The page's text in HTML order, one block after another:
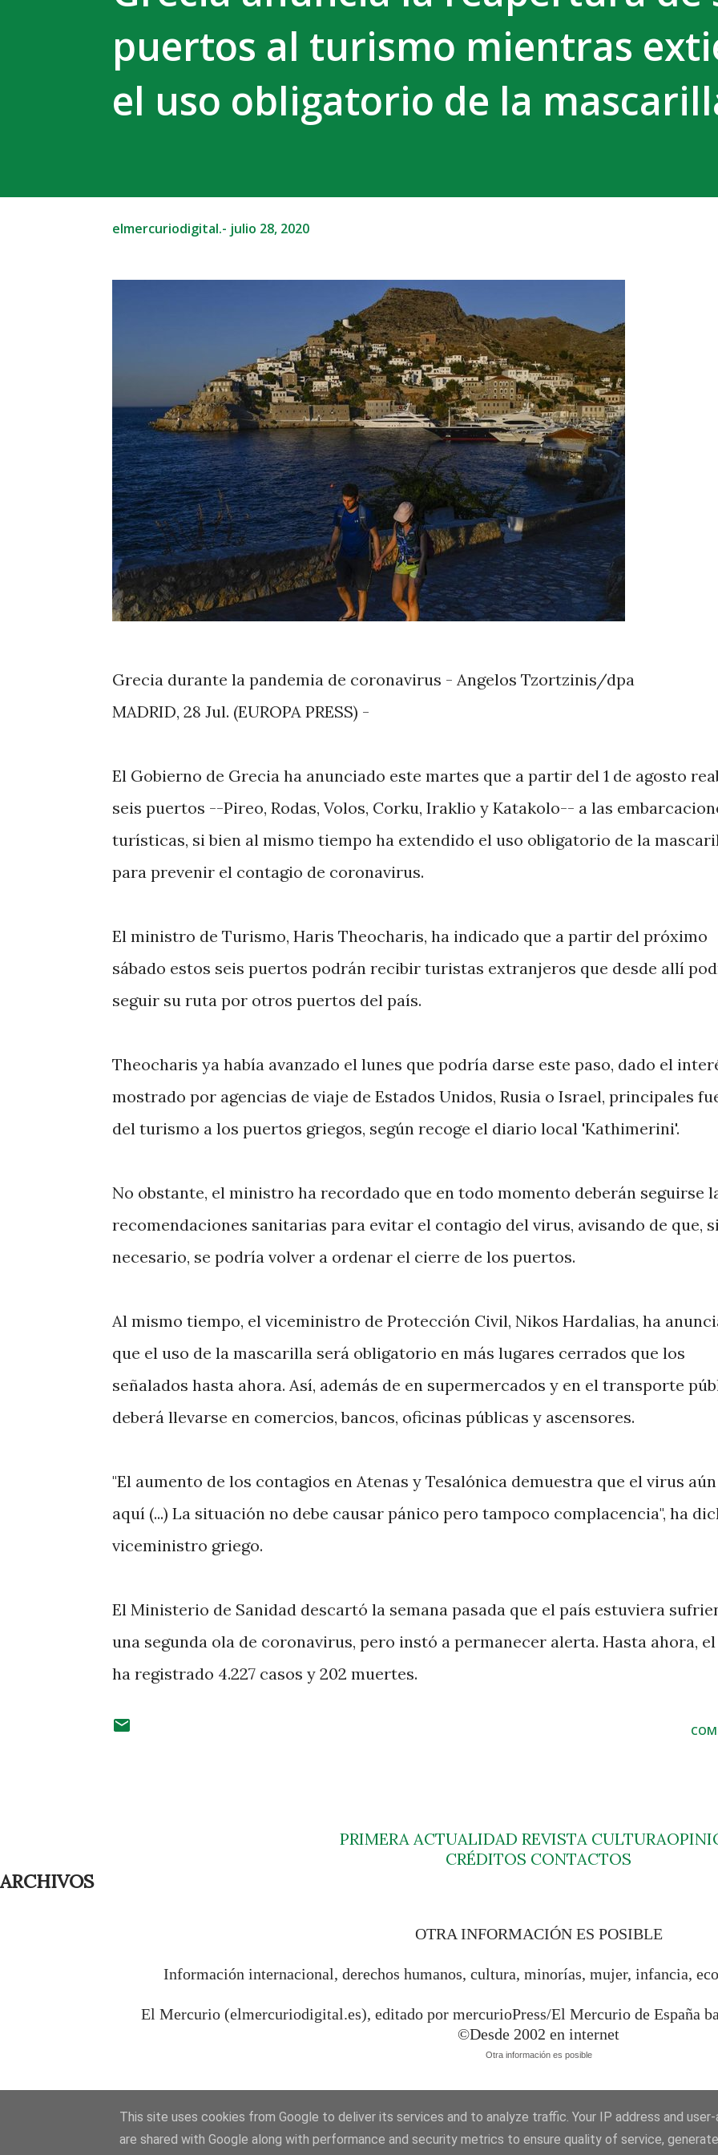
puertos al turismo mientras
el uso obligatorio de la
elmercuriodigital.- julio 28, 2020
Grecia durante la pandemia de coronavirus - Angelos Tzortzinis/dpa
MADRID, 28 Jul. (EUROPA PRESS) -
El Gobierno de Grecia ha anunciado este martes que a partir del 1 de agosto
seis puertos --Pireo, Rodas, Volos, Corku, Iraklio y Katakolo-- a las
turísticas, si bien al mismo tiempo ha extendido el uso obligatorio de la
para prevenir el contagio de coronavirus.
El ministro de Turismo, Haris Theocharis, ha indicado que a partir del próximo
sábado estos seis puertos podrán recibir turistas extranjeros que desde allí
seguir su ruta por otros puertos del país.
Theocharis ya había avanzado el lunes que podría darse este paso, dado el
mostrado por agencias de viaje de Estados Unidos, Rusia o Israel, principales
del turismo a los puertos griegos, según recoge el diario local 'Kathimerini'.
No obstante, el ministro ha recordado que en todo momento deberán seguirse
recomendaciones sanitarias para evitar el contagio del virus, avisando de que,
necesario, se podría volver a ordenar el cierre de los puertos.
Al mismo tiempo, el viceministro de Protección Civil, Nikos Hardalias, ha
que el uso de la mascarilla será obligatorio en más lugares cerrados que los
señalados hasta ahora. Así, además de en supermercados y en el transporte
deberá llevarse en comercios, bancos, oficinas públicas y ascensores.
"El aumento de los contagios en Atenas y Tesalónica demuestra que el virus
aquí (...) La situación no debe causar pánico pero tampoco complacencia", ha
viceministro griego.
El Ministerio de Sanidad descartó la semana pasada que el país estuviera
una segunda ola de coronavirus, pero instó a permanecer alerta. Hasta ahora,
ha registrado 4.227 casos y 202 muertes.
PRIMERA ACTUALIDAD REVISTA CULTURA
CRÉDITOS CONTACTOS
ARCHIVOS
OTRA INFORMACIÓN ES POSIBLE
Información internacional, derechos humanos, cultura, minorías, mujer, infancia,
El Mercurio (elmercuriodigital.es), editado por mercurioPress/El Mercurio de España
©Desde 2002 en internet
Otra información es posible
This site uses cookies from Google to deliver its services and to analyze traffic. Your IP address and
are shared with Google along with performance and security metrics to ensure quality of service,